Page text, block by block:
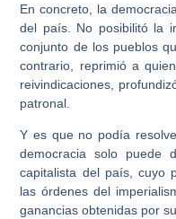
En concreto, la
del país. No posibilitó la
conjunto de los pueblos
contrario, reprimió a
reivindicaciones,
patronal.
Y es que no podía
democracia solo puede
capitalista del país, cuyo
las órdenes del
ganancias obtenidas por